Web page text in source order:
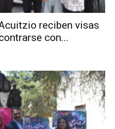
reciben visas
con...